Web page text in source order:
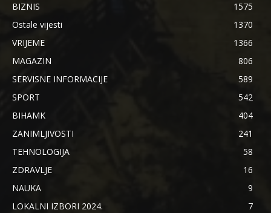
BIZNIS
1575
Ostale vijesti
1370
VRIJEME
1366
MAGAZIN
806
SERVISNE INFORMACIJE
589
SPORT
542
BIHAMK
404
ZANIMLJIVOSTI
241
TEHNOLOGIJA
58
ZDRAVLJE
16
NAUKA
9
LOKALNI IZBORI 2024.
7